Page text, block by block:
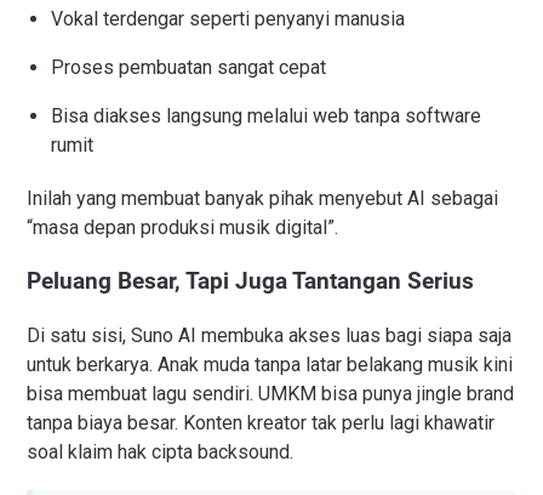
Vokal terdengar seperti penyanyi manusia
Proses pembuatan sangat cepat
Bisa diakses langsung melalui web tanpa software
rumit
Inilah yang membuat banyak pihak menyebut AI sebagai
“masa depan produksi musik digital”.
Peluang Besar, Tapi Juga Tantangan Serius
Di satu sisi, Suno AI membuka akses luas bagi siapa saja
untuk berkarya. Anak muda tanpa latar belakang musik kini
bisa membuat lagu sendiri. UMKM bisa punya jingle brand
tanpa biaya besar. Konten kreator tak perlu lagi khawatir
soal klaim hak cipta backsound.